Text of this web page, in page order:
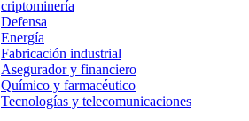
criptominería
Defensa
Energía
Fabricación industrial
Asegurador y financiero
Químico y farmacéutico
Tecnologías y telecomunicaciones